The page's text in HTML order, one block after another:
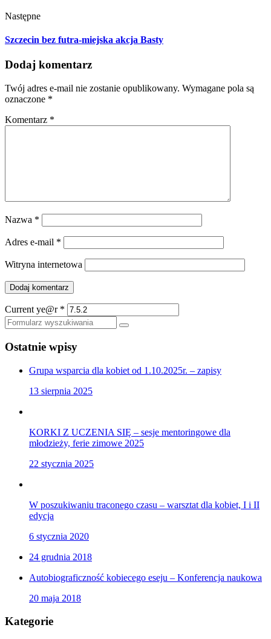
Następne
Szczecin bez futra-miejska akcja Basty
Dodaj komentarz
Twój adres e-mail nie zostanie opublikowany. Wymagane pola są
oznaczone *
Komentarz *
Nazwa *
Adres e-mail *
Witryna internetowa
Current ye@r *
Szukaj
Ostatnie wpisy
Grupa wsparcia dla kobiet od 1.10.2025r. – zapisy
13 sierpnia 2025
KORKI Z UCZENIA SIĘ – sesje mentoringowe dla
młodzieży, ferie zimowe 2025
22 stycznia 2025
W poszukiwaniu traconego czasu – warsztat dla kobiet, I i II
edycja
6 stycznia 2020
24 grudnia 2018
Autobiograficzność kobiecego eseju – Konferencja naukowa
20 maja 2018
Kategorie